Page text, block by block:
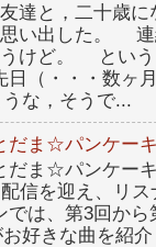
達と，二十歳に
思い出した。
けど。 という
（・・・数ヶ
な，そうで...
だま☆パンケー
だま☆パンケー
信を迎え、リ
は、第3回か
好きな曲を紹